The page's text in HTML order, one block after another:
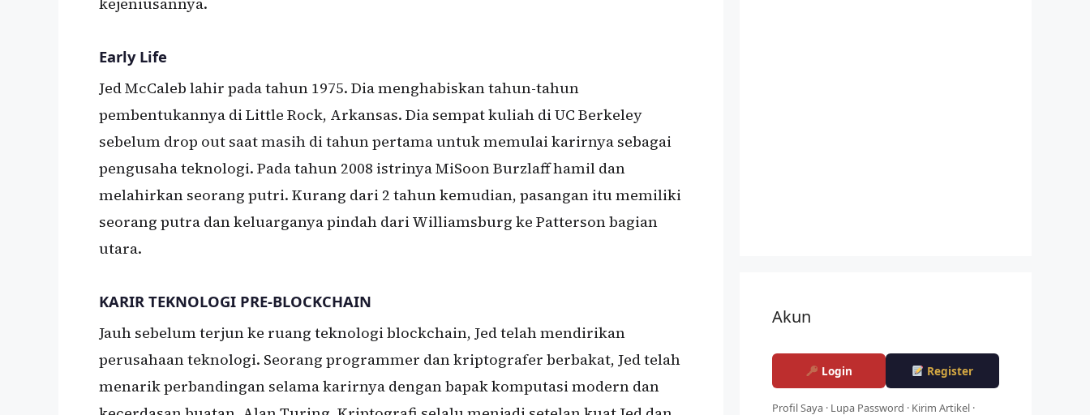
Early Life
Jed McCaleb lahir pada tahun 1975. Dia menghabiskan tahun-tahun
pembentukannya di Little Rock, Arkansas. Dia sempat kuliah di UC Berkeley
sebelum drop out saat masih di tahun pertama untuk memulai karirnya sebagai
pengusaha teknologi. Pada tahun 2008 istrinya MiSoon Burzlaff hamil dan
melahirkan seorang putri. Kurang dari 2 tahun kemudian, pasangan itu memiliki
seorang putra dan keluarganya pindah dari Williamsburg ke Patterson bagian
utara.
KARIR TEKNOLOGI PRE-BLOCKCHAIN
Jauh sebelum terjun ke ruang teknologi blockchain, Jed telah mendirikan
perusahaan teknologi. Seorang programmer dan kriptografer berbakat, Jed telah
menarik perbandingan selama karirnya dengan bapak komputasi modern dan
Akun
Login Register
Profil Saya · Lupa Password · Kirim Artikel ·